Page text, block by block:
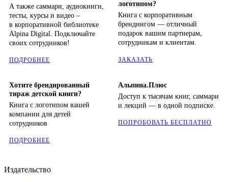
А также саммари, аудиокниги,
тесты, курсы и видео –
в корпоративной библиотеке
Alpina Digital. Подключайте
своих сотрудников!
ПОДРОБНЕЕ
логотипом?
Книга с корпоративным
брендингом — отличный
подарок вашим партнерам,
сотрудникам и клиентам.
ЗАКАЗАТЬ
Хотите брендированный
тираж детской книги?
Книга с логотипом вашей
компании для детей
сотрудников
ПОДРОБНЕЕ
Альпина.Плюс
Доступ к тысячам книг, саммари
и лекций — в одной подписке.
ПОПРОБОВАТЬ БЕСПЛАТНО
Издательство